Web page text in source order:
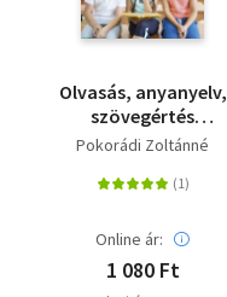
Olvasás, anyanyelv,
szövegértés
tesztfüzet -
Pokorádi Zoltánné
Online ár:
1 080 Ft